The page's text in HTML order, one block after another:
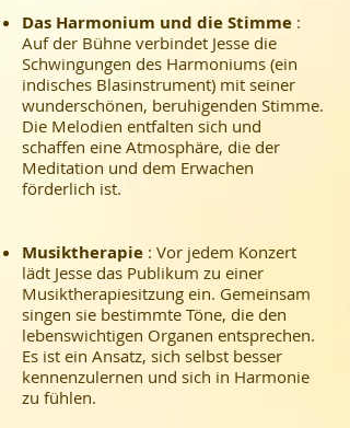
Das Harmonium und die Stimme :
Auf der Bühne verbindet Jesse die
Schwingungen des Harmoniums (ein
indisches Blasinstrument) mit seiner
wunderschönen, beruhigenden Stimme.
Die Melodien entfalten sich und
schaffen eine Atmosphäre, die der
Meditation und dem Erwachen
förderlich ist.
Musiktherapie : Vor jedem Konzert
lädt Jesse das Publikum zu einer
Musiktherapiesitzung ein. Gemeinsam
singen sie bestimmte Töne, die den
lebenswichtigen Organen entsprechen.
Es ist ein Ansatz, sich selbst besser
kennenzulernen und sich in Harmonie
zu fühlen.